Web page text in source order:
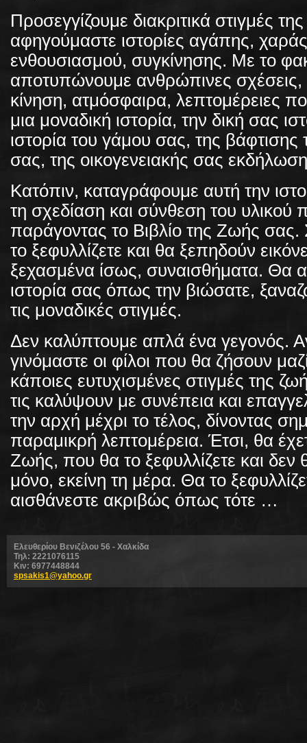
Προσεγγίζουμε διακριτικά στιγμές
αφηγούμαστε ιστορίες αγάπης,
ενθουσιασμού, συγκίνησης. Με το
αποτυπώνουμε ανθρώπινες σχέσεις,
κίνηση, ατμόσφαιρα, λεπτομέρειες
μια μοναδική ιστορία, την δική σας
ιστορία του γάμου σας, της βάφτισης
σας, της οικογενειακής σας
Κατόπιν, καταγράφουμε αυτή την
τη σχεδίαση και σύνθεση του υλικού
παράγοντας το Βιβλίο της Ζωής σας.
το ξεφυλλίζετε και θα ξεπηδούν
ξεχασμένα ίσως, συναισθήματα. Θα
ιστορία σας όπως την βιώσατε,
τις μοναδικές στιγμές.
Δεν καλύπτουμε απλά ένα γεγονός.
γινόμαστε οι φίλοι που θα ζήσουν
κάποιες ευτυχισμένες στιγμές της
τις καλύψουν με συνέπεια και
την αρχή μέχρι το τέλος, δίνοντας
παραμικρή λεπτομέρεια. Έτσι, θα
Ζωής, που θα το ξεφυλλίζετε και δεν
μόνο, εκείνη τη μέρα. Θα το
αισθάνεστε ακριβώς όπως τότε …
Ελευθερίου Βενιζέλου 56 - Χαλκίδα
Τηλ: 2221076115
Κιν: 6977448844
spsakis1@yahoo.gr